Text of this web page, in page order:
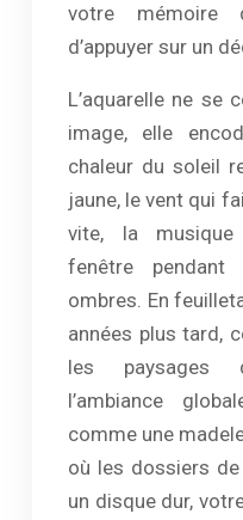
votre mémoire
d’appuyer sur un
L’aquarelle ne se
image, elle
chaleur du soleil
jaune, le vent qui
vite, la musique
fenêtre
ombres. En
années plus tard,
les paysages
l’ambiance
comme une
où les dossiers
un disque dur,